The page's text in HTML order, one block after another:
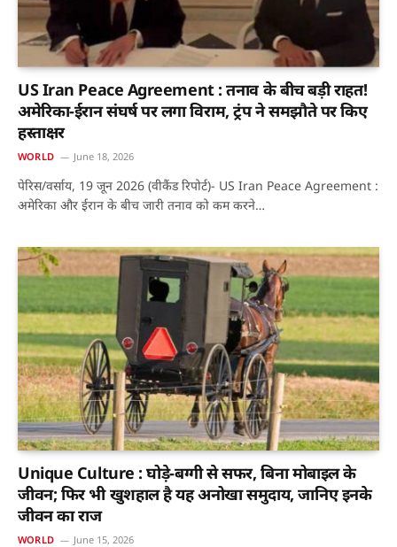
US Iran Peace Agreement : तनाव के बीच बड़ी राहत!
अमेरिका-ईरान संघर्ष पर लगा विराम, ट्रंप ने समझौते पर किए
हस्ताक्षर
WORLD June 18, 2026
पेरिस/वर्साय, 19 जून 2026 (वीकैंड रिपोर्ट)- US Iran Peace Agreement :
अमेरिका और ईरान के बीच जारी तनाव को कम करने…
Unique Culture : घोड़े-बग्गी से सफर, बिना मोबाइल के
जीवन; फिर भी खुशहाल है यह अनोखा समुदाय, जानिए इनके
जीवन का राज
WORLD June 15, 2026